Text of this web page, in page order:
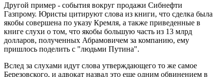
Другой пример - события вокруг продажи Сибнефти
Газпрому. Юристы цитируют слова из книги, что сделка была
якобы совершена по указу Кремля, а также приведенные в
книге слухи о том, что якобы большую часть из 13 млрд
долларов, полученных Абрамовичем за компанию, ему
пришлось поделить с "людьми Путина".
Вслед за слухами идут слова утверждающего то же самое
Березовского, и адвокат назвал это еще одним обвинением в